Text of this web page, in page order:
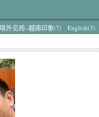
境外见闻--越南印象(7) English(3)